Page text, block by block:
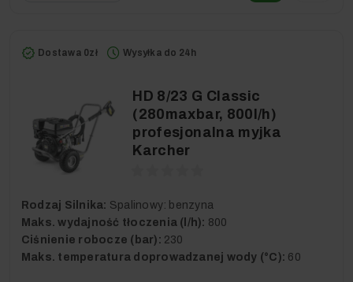
Dostawa 0zł Wysyłka do 24h
HD 8/23 G Classic
(280maxbar, 800l/h)
profesjonalna myjka
Karcher
Rodzaj Silnika: Spalinowy: benzyna
Maks. wydajność tłoczenia (l/h): 800
Ciśnienie robocze (bar): 230
Maks. temperatura doprowadzanej wody (°C): 60